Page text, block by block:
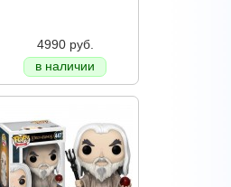
4990 руб.
в наличии